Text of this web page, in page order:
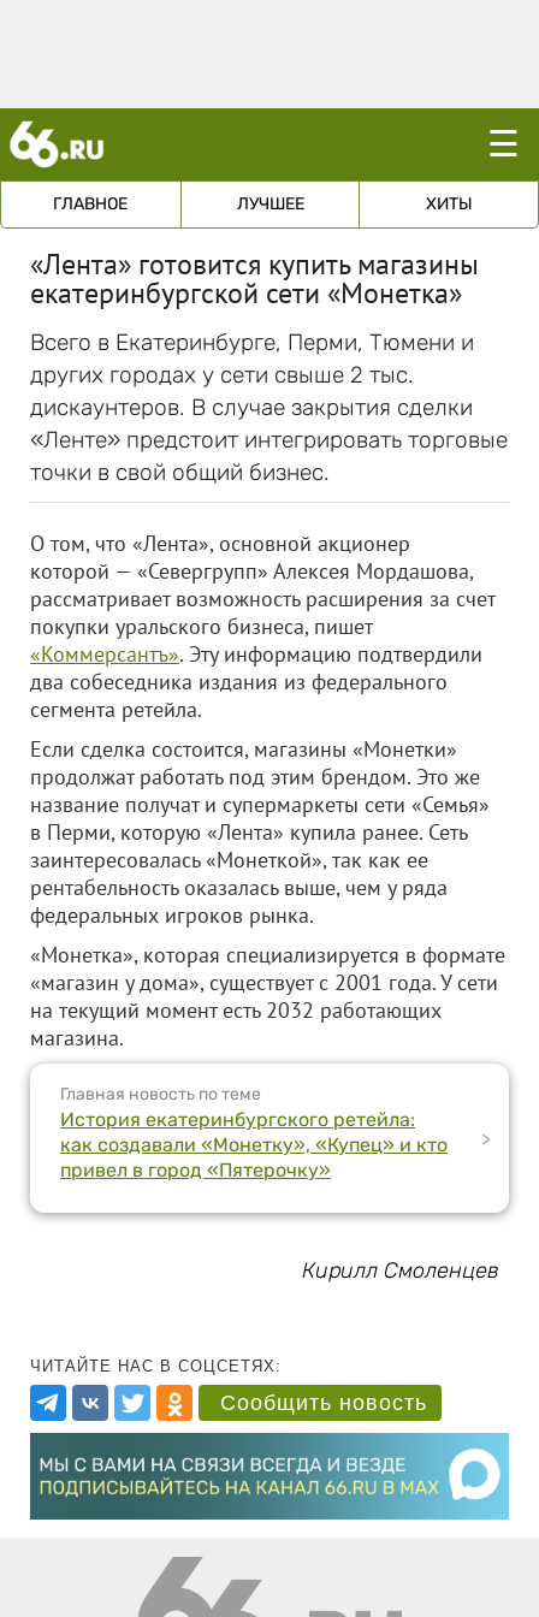
☰
ГЛАВНОЕ ЛУЧШЕЕ ХИТЫ
«Лента» готовится купить магазины
екатеринбургской сети «Монетка»
Всего в Екатеринбурге, Перми, Тюмени и
других городах у сети свыше 2 тыс.
дискаунтеров. В случае закрытия сделки
«Ленте» предстоит интегрировать торговые
точки в свой общий бизнес.
О том, что «Лента», основной акционер
которой — «Севергрупп» Алексея Мордашова,
рассматривает возможность расширения за счет
покупки уральского бизнеса, пишет
«Коммерсантъ». Эту информацию подтвердили
два собеседника издания из федерального
сегмента ретейла.
Если сделка состоится, магазины «Монетки»
продолжат работать под этим брендом. Это же
название получат и супермаркеты сети «Семья»
в Перми, которую «Лента» купила ранее. Сеть
заинтересовалась «Монеткой», так как ее
рентабельность оказалась выше, чем у ряда
федеральных игроков рынка.
«Монетка», которая специализируется в формате
«магазин у дома», существует с 2001 года. У сети
на текущий момент есть 2032 работающих
магазина.
Главная новость по теме
История екатеринбургского ретейла:
как создавали «Монетку», «Купец» и кто
привел в город «Пятерочку»
>
Кирилл Смоленцев
ЧИТАЙТЕ НАС В СОЦСЕТЯХ:
Сообщить новость